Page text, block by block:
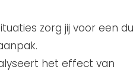
zorg jij voor een
het effect van